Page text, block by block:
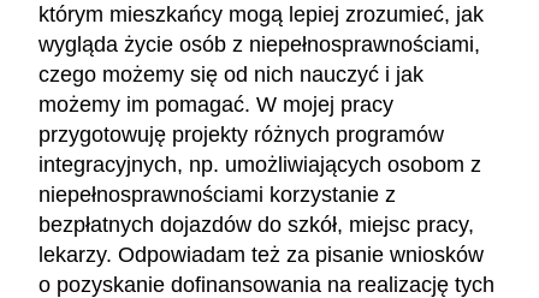
którym mieszkańcy mogą lepiej zrozumieć, jak
wygląda życie osób z niepełnosprawnościami,
czego możemy się od nich nauczyć i jak
możemy im pomagać. W mojej pracy
przygotowuję projekty różnych programów
integracyjnych, np. umożliwiających osobom z
niepełnosprawnościami korzystanie z
bezpłatnych dojazdów do szkół, miejsc pracy,
lekarzy. Odpowiadam też za pisanie wniosków
o pozyskanie dofinansowania na realizację tych